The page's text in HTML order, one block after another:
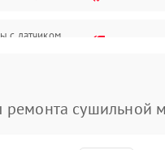
с датчиком
ремонта сушильной